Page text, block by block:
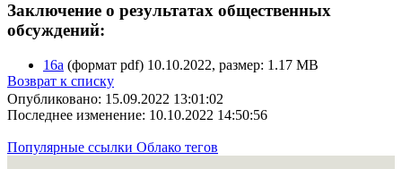
Заключение о результатах общественных
обсуждений:
16а (формат pdf) 10.10.2022, размер: 1.17 MB
Возврат к списку
Опубликовано: 15.09.2022 13:01:02
Последнее изменение: 10.10.2022 14:50:56
Популярные ссылки Облако тегов